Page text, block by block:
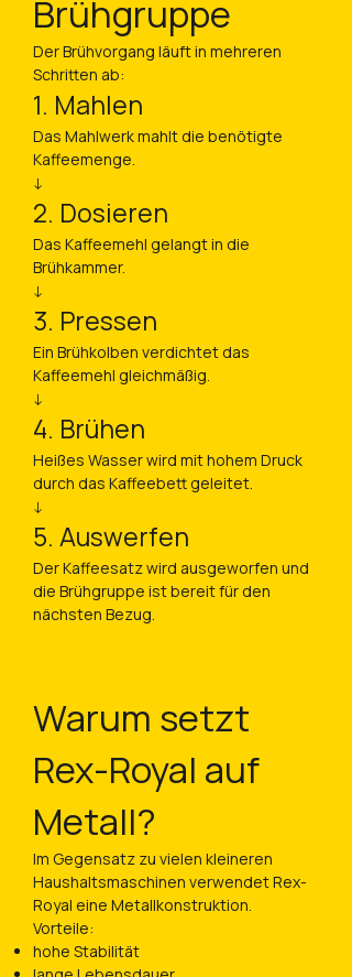
Brühgruppe
Der Brühvorgang läuft in mehreren
Schritten ab:
1. Mahlen
Das Mahlwerk mahlt die benötigte
Kaffeemenge.
↓
2. Dosieren
Das Kaffeemehl gelangt in die
Brühkammer.
↓
3. Pressen
Ein Brühkolben verdichtet das
Kaffeemehl gleichmäßig.
↓
4. Brühen
Heißes Wasser wird mit hohem Druck
durch das Kaffeebett geleitet.
↓
5. Auswerfen
Der Kaffeesatz wird ausgeworfen und
die Brühgruppe ist bereit für den
nächsten Bezug.
Warum setzt
Rex-Royal auf
Metall?
Im Gegensatz zu vielen kleineren
Haushaltsmaschinen verwendet Rex-
Royal eine Metallkonstruktion.
Vorteile:
hohe Stabilität